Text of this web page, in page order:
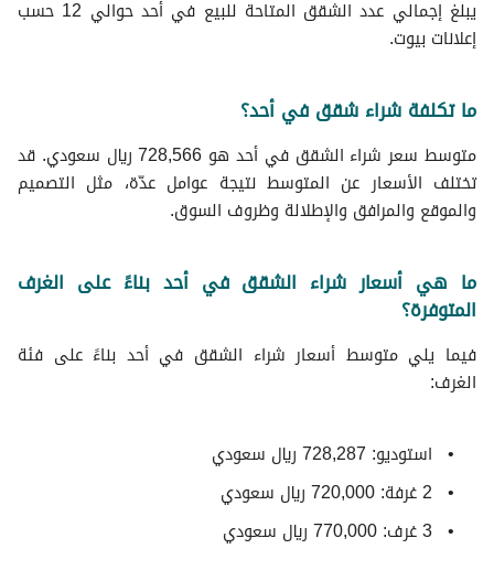
يبلغ إجمالي عدد الشقق المتاحة للبيع في أحد حوالي 12 حسب
إعلانات بيوت.
ما تكلفة شراء شقق في أحد؟
متوسط سعر شراء الشقق في أحد هو 728,566 ريال سعودي. قد
تختلف الأسعار عن المتوسط نتيجة عوامل عدّة، مثل التصميم
والموقع والمرافق والإطلالة وظروف السوق.
ما هي أسعار شراء الشقق في أحد بناءً على الغرف
المتوفرة؟
فيما يلي متوسط ​​أسعار شراء الشقق في أحد بناءً على فئة
الغرف:
استوديو: 728,287 ريال سعودي
2 غرفة: 720,000 ريال سعودي
3 غرف: 770,000 ريال سعودي